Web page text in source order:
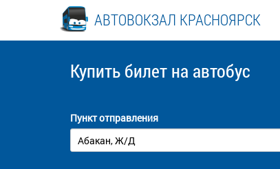
АВТОВОКЗАЛ КРАСНОЯРСК
Купить билет на автобус
Пункт отправления